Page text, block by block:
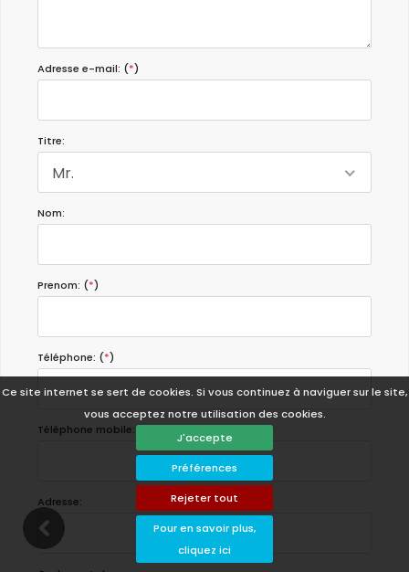
Ce site internet se sert de cookies. Si vous continuez à naviguer sur le site,
vous acceptez notre utilisation des cookies.
J'accepte
Préférences
Rejeter tout
Pour en savoir plus,
cliquez ici
Adresse e-mail: (*)
Titre:
Mr.
Nom:
Prenom: (*)
Téléphone: (*)
Téléphone mobile:
Adresse: